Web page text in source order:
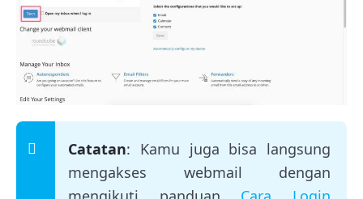
Catatan: Kamu juga bisa langsung
mengakses webmail dengan